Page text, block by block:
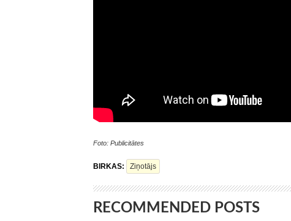
Foto: Publicitātes
BIRKAS: Ziņotājs
RECOMMENDED POSTS